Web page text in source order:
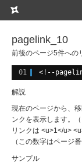
pagelink_10
前後のページ5件への
01 <!--
解説
現在のページから、
ンクを表示します。
リンクは <u>1</u>
（この数字はページ
サンプル